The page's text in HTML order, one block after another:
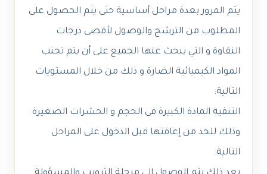
يتم المرور بعدة مراحل أساسية حتى يتم الحصول على
المطلوب من الترشح والوصول لأقصى درجات
النقاوة و التي يبحث عنها الجميع على أن يتم تجنب
المواد الكيميائية الضارة و ذلك من خلال المستويات
التالية:
التنقية المادة الكبيرة فى الحجم و الحشرات الصغيرة
وذلك للحد من إعاقتها قبل الدخول على المراحل
التالية.